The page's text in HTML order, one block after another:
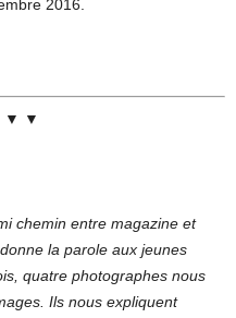
2016.
▼ ▼
chemin entre magazine et
la parole aux jeunes
quatre photographes nous
Ils nous expliquent